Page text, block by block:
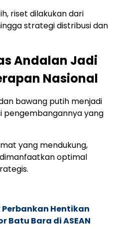
riset dilakukan dari
strategi distribusi dan
Andalan Jadi
Nasional
bawang putih menjadi
pengembangannya yang
yang mendukung,
optimal
Perbankan Hentikan
Batu Bara di ASEAN